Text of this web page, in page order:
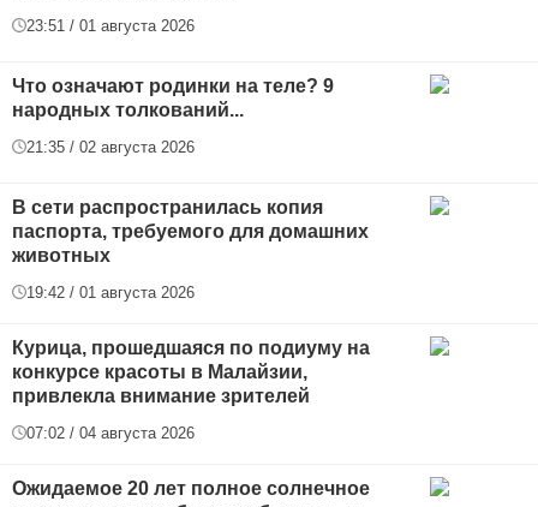
23:51 / 01 августа 2026
Что означают родинки на теле? 9
народных толкований...
21:35 / 02 августа 2026
В сети распространилась копия
паспорта, требуемого для домашних
животных
19:42 / 01 августа 2026
Курица, прошедшаяся по подиуму на
конкурсе красоты в Малайзии,
привлекла внимание зрителей
07:02 / 04 августа 2026
Ожидаемое 20 лет полное солнечное